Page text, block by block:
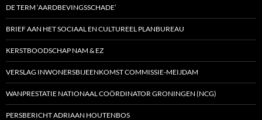
DE TERM ‘AARDBEVINGSSCHADE’
BRIEF AAN HET SOCIAAL EN CULTUREEL PLANBUREAU
KERSTBOODSCHAP NAM & EZ
VERSLAG INWONERSBIJEENKOMST COMMISSIE-MEIJDAM
WANPRESTATIE NATIONAAL COÖRDINATOR GRONINGEN (NCG)
PERSBERICHT ADRIAAN HOUTENBOS